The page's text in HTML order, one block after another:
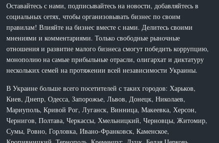
Оставайтесь с нами, подписывайтесь на новости, добавляйтесь в
социальных сетях, чтобы организовывать бизнес по своим
правилам! Влияйте на бизнес вместе с нами. Делитесь своими
мнениями и комментариями. Только свободные рыночные
отношения и развитие малого бизнеса смогут победить коррупцию,
монополию на самые прибыльные отрасли, олигархат и диктатуру
нескольких семей на протяжении всей независимости Украины.
В Украине больше всего посетителей с таких городов: Харьков,
Киев, Днепр, Одесса, Запорожье, Львов, Донецк, Николаев,
Мариуполь, Кривой Рог, Луганск, Винница, Макеевка, Херсон,
Чернигов, Полтава, Черкассы, Хмельницкий, Черновцы, Житомир,
Сумы, Ровно, Горловка, Ивано-Франковск, Каменское,